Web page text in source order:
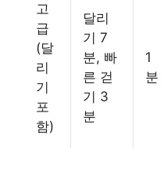
고
급
(달
리
기
포
함)
달리
기 7
분, 빠
른 걷
기 3
분
1
분